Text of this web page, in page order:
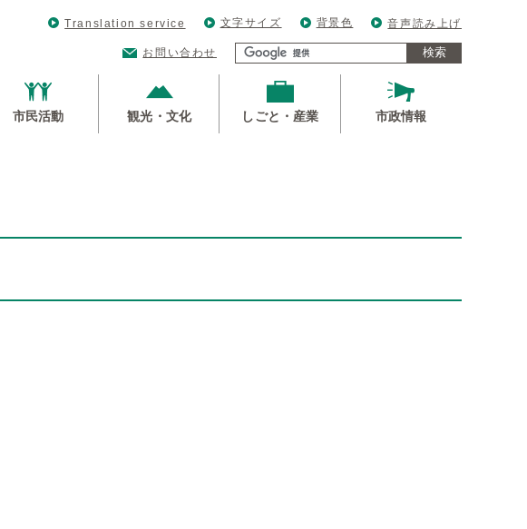
Translation service 文字サイズ 背景色 音声読み上げ
お問い合わせ 検索
市民活動 観光・文化 しごと・産業 市政情報